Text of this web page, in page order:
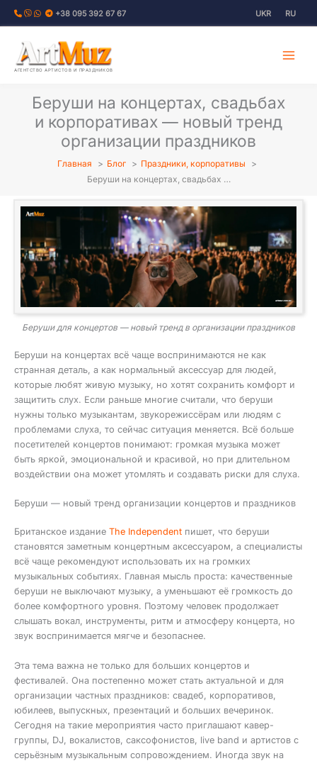
Перейти
+38 095 392 67 67 UKR RU
АГЕНТСТВО АРТИСТОВ И ПРАЗДНИКОВ
Беруши на концертах, свадьбах
и корпоративах — новый тренд
организации праздников
Главная Блог
Праздники, корпоративы
Беруши на концертах, свадьбах …
Беруши для концертов — новый тренд в организации праздников
Беруши на концертах всё чаще воспринимаются не как
странная деталь, а как нормальный аксессуар для людей,
которые любят живую музыку, но хотят сохранить комфорт и
защитить слух. Если раньше многие считали, что беруши
нужны только музыкантам, звукорежиссёрам или людям с
проблемами слуха, то сейчас ситуация меняется. Всё больше
посетителей концертов понимают: громкая музыка может
быть яркой, эмоциональной и красивой, но при длительном
воздействии она может утомлять и создавать риски для слуха.
Беруши — новый тренд организации концертов и праздников
Британское издание The Independent пишет, что беруши
становятся заметным концертным аксессуаром, а специалисты
всё чаще рекомендуют использовать их на громких
музыкальных событиях. Главная мысль проста: качественные
беруши не выключают музыку, а уменьшают её громкость до
более комфортного уровня. Поэтому человек продолжает
слышать вокал, инструменты, ритм и атмосферу концерта, но
звук воспринимается мягче и безопаснее.
Эта тема важна не только для больших концертов и
фестивалей. Она постепенно может стать актуальной и для
организации частных праздников: свадеб, корпоративов,
юбилеев, выпускных, презентаций и больших вечеринок.
Сегодня на такие мероприятия часто приглашают кавер-
группы, DJ, вокалистов, саксофонистов, live band и артистов с
серьёзным музыкальным сопровождением. Иногда звук на